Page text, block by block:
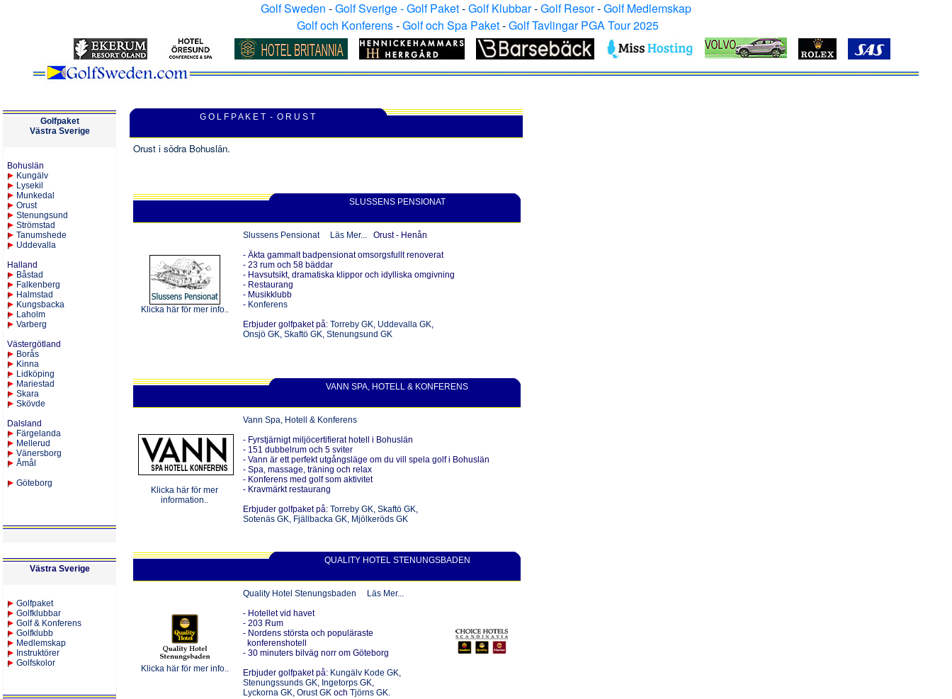
Golf Sweden -Golf Sverige - Golf Paket-Golf Klubbar-Golf Resor-Golf Medlemskap
Golf och Konferens-Golf och Spa Paket-Golf Tavlingar PGA Tour 2025
Golfpaket
VästraSverige
Bohuslän
Kungälv
Lysekil
Munkedal
Orust
Stenungsund
Strömstad
Tanumshede
Uddevalla
Halland
Båstad
Falkenberg
Halmstad
Kungsbacka
Laholm
Varberg
Västergötland
Borås
Kinna
Lid köping
Mariestad
Skara
Skövde
Dalsland
Färgelanda
Mellerud
Vänersborg
Åmål
Göteborg
Västra Sverige
Golfpaket
Golfklubbar
Golf & Konferens
Golfklubb
Medlemskap
Instruktörer
Golfskolor
G O L F P A K E T - O R U S T
Orust i södra Bohuslän.
SLUSSENS PENSIONAT
Klicka här för mer info..
Slussens Pensionat Läs Mer... Orust - Henån
- Äkta gammalt badpensionat omsorgsfullt renoverat
- 23 rum och 58 bäddar
- Havsutsikt, dramatiska klippor och idylliska omgivning
- Restaurang
- Musikklubb
- Konferens
Erbjuder golfpaket på: Torreby GK, Uddevalla GK,
Onsjö GK, Skaftö GK, Stenungsund GK
VANN SPA, HOTELL & KONFERENS
Klicka här för mer
information..
Vann Spa, Hotell & Konferens
- Fyrstjärnigt miljöcertifierat hotell i Bohuslän
- 151 dubbelrum och 5 sviter
- Vann är ett perfekt utgångsläge om du vill spela golf i Bohuslän
- Spa, massage, träning och relax
- Konferens med golf som aktivitet
- Kravmärkt restaurang
Erbjuder golfpaket på: Torreby GK, Skaftö GK,
Sotenäs GK, Fjällbacka GK, Mjölkeröds GK
QUALITY HOTEL STENUNGSBADEN
Klicka här för mer info..
Quality Hotel Stenungsbaden Läs Mer...
- Hotellet vid havet
- 203 Rum
- Nordens största och populäraste
konferenshotell
- 30 minuters bilväg norr om Göteborg
Erbjuder golfpaket på: Kungälv Kode GK,
Stenungssunds GK, Ingetorps GK,
Lyckorna GK, Orust GK och Tjörns GK.